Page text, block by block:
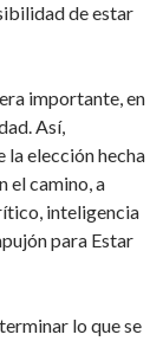
de estar
importante, en
Así,
la elección hecha
el camino, a
inteligencia
para Estar
lo que se